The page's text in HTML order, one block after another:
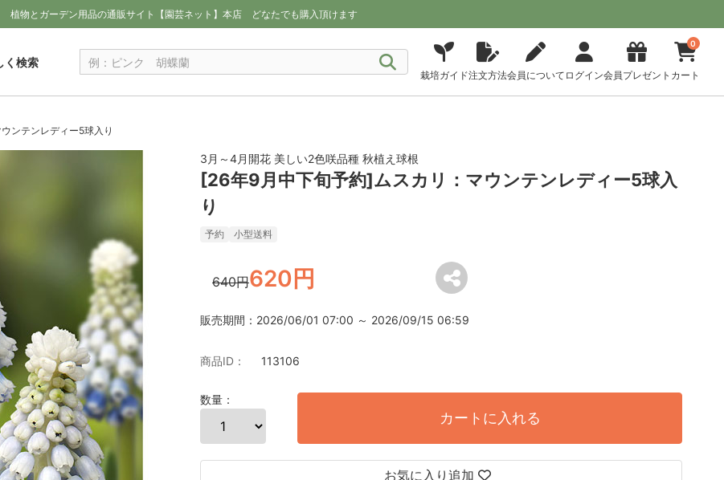
植物とガーデン用品の通販サイト【園芸ネット】本店 どなたでも購入頂けます
く検索
栽培ガイド注文方法会員について ログイン会員プレゼント
0
カート
ンテンレディー5球入り
3月～4月開花 美しい2色咲品種 秋植え球根
[26年9月中下旬予約]ムスカリ：マウンテンレディー5球入
り
予約 小型送料
640円620円
販売期間：2026/06/01 07:00 ～ 2026/09/15 06:59
商品ID： 113106
数量：
カートに入れる
お気に入り追加